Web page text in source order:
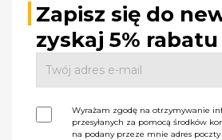
Zapisz się do
zyskaj 5% rabatu
Wyrażam zgodę na otrzymywanie
przesyłanych za pomocą środków
na podany przeze mnie adres